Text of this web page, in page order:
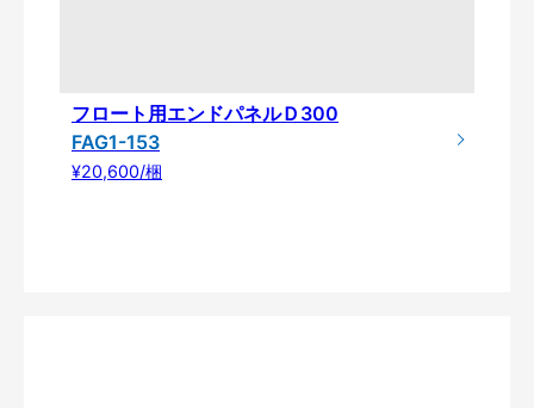
フロート用エンドパネルＤ300
FAG1-153
¥20,600/梱